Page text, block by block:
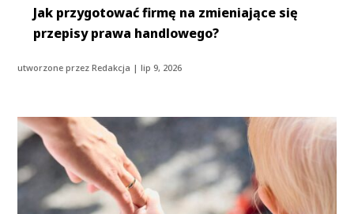
Jak przygotować firmę na zmieniające się
przepisy prawa handlowego?
utworzone przezRedakcja |lip 9, 2026